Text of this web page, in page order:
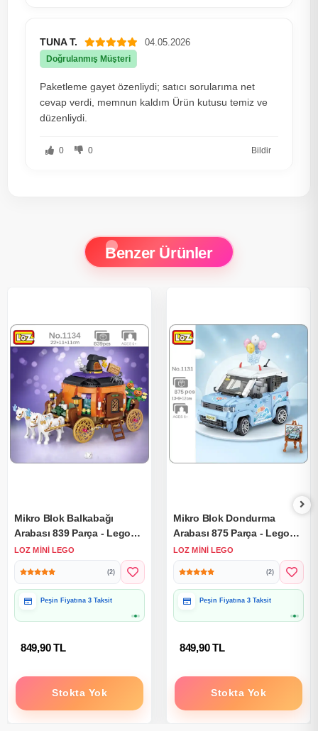
TUNA T. 04.05.2026
Doğrulanmış Müşteri
Paketleme gayet özenliydi; satıcı sorularıma net
cevap verdi, memnun kaldım Ürün kutusu temiz ve
düzenliydi.
0 0 Bildir
Benzer Ürünler
Mikro Blok Balkabağı
Arabası 839 Parça - Lego
Setleri - Loz Mini Lego -
Araba Lego - Loz Lego -
Mikro Bloklar
LOZ MINI LEGO
(2)
Peşin Fiyatına 3 Taksit
849,90 TL
Stokta Yok
Mikro Blok Dondurma
Arabası 875 Parça - Lego
Setleri - Loz Mini Lego -
Araba Lego - Loz Lego -
Mikro Bloklar
LOZ MINI LEGO
(2)
Peşin Fiyatına 3 Taksit
849,90 TL
Stokta Yok